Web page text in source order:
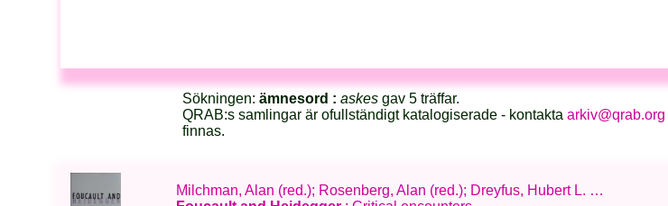
Sökningen: ämnesord : askesgav 5 träffar.
QRAB:s samlingar är ofullständigt katalogiserade - kontakta arkiv@qrab.org
finnas.
Milchman, Alan (red.); Rosenberg, Alan (red.); Dreyfus, Hubert L. …